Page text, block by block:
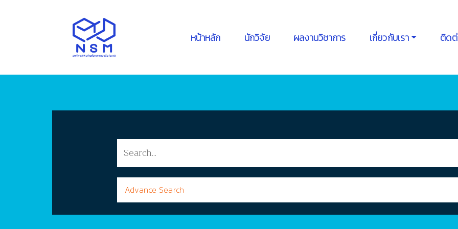
หน้าหลัก นักวิจัย ผลงานวิชาการ เกี่ยวกับเรา ติดต่
Advance Search